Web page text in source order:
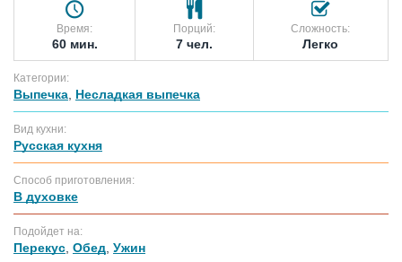
Время:
60 мин.
Порций:
7 чел.
Сложность:
Легко
Категории:
Выпечка Несладкая выпечка
Вид кухни:
Русская кухня
Способ приготовления:
В духовке
Подойдет на:
Перекус Обед Ужин